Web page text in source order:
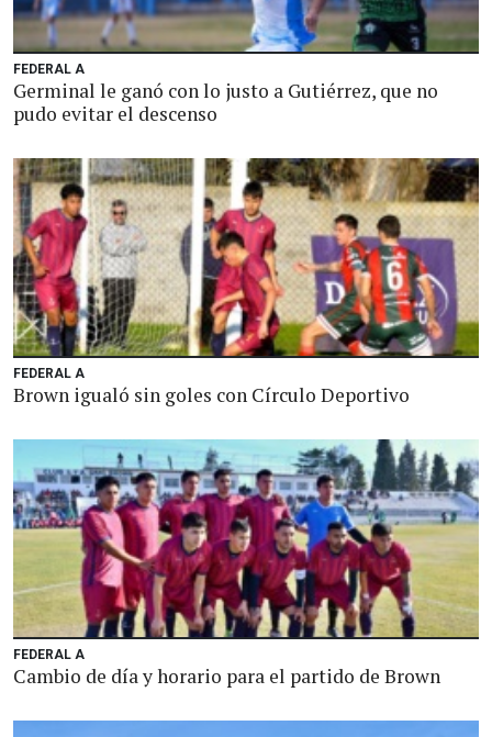
FEDERAL A
Germinal le ganó con lo justo a Gutiérrez, que no
pudo evitar el descenso
FEDERAL A
Brown igualó sin goles con Círculo Deportivo
FEDERAL A
Cambio de día y horario para el partido de Brown